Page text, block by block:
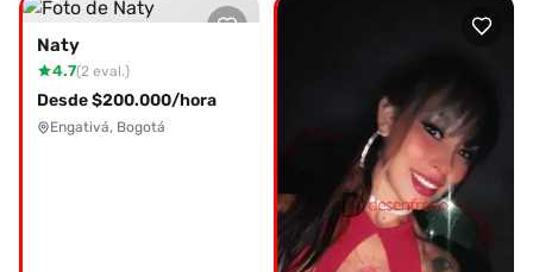
Naty
4.7(2 eval.)
Desde $200.000/hora
Engativá, Bogotá